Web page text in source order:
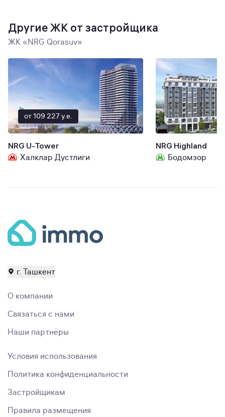
Другие ЖК от застройщика
ЖК «NRG Qorasuv»
от 109 227 y.e.
NRG U-Tower
Халклар Дустлиги
NRG Highland
Бодомзор
г. Ташкент
О компании
Связаться с нами
Наши партнёры
Условия использования
Политика конфиденциальности
Застройщикам
Правила размещения